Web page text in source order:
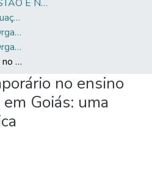
CENTRO DE GESTÃO E NEGÓCIOS
Programa de Pós-Graduação em Gestão Organizacional (PPGGO)
Mestrado em Gestão Organizacional - PPGGO
Mestrado em Gestão Organizacional - PPGGO
O professor temporário no ensino superior público em Goiás: uma contratação atípica
no ensino
Goiás: uma